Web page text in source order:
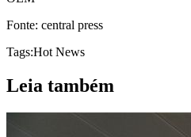
Fonte: central press
Tags:Hot News
Leia também